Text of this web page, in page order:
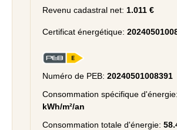
Revenu cadastral net: 1.011 €
Certificat énergétique:
Numéro de PEB: 20240501008391
Consommation spécifique d'énergie:
kWh/m²/an
Consommation totale d'énergie: